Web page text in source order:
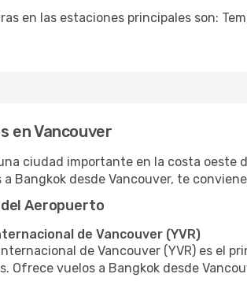
en las estaciones principales son:
en Vancouver
ciudad importante en la costa oeste
a Bangkok desde Vancouver, te
Aeropuerto
de Vancouver (YVR)
de Vancouver (YVR) es el
Ofrece vuelos a Bangkok desde